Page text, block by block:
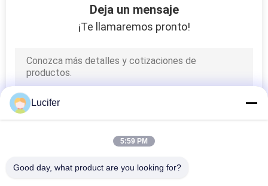
Deja un mensaje
¡Te llamaremos pronto!
Lucifer
5:59 PM
Good day, what product are you looking for?